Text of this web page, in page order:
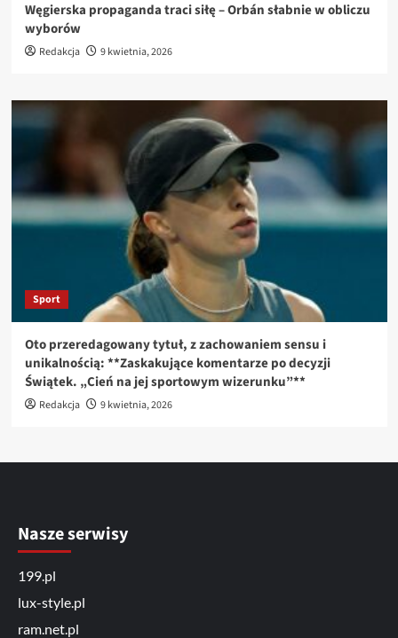
Węgierska propaganda traci siłę – Orbán słabnie w obliczu
wyborów
Redakcja 9 kwietnia, 2026
Sport
Oto przeredagowany tytuł, z zachowaniem sensu i
unikalnością: **Zaskakujące komentarze po decyzji
Świątek. „Cień na jej sportowym wizerunku”**
Redakcja 9 kwietnia, 2026
Nasze serwisy
199.pl
lux-style.pl
ram.net.pl